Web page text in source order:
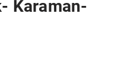
Karaman-